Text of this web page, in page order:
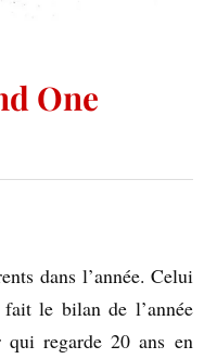
One
dans l’année. Celui
le bilan de l’année
regarde 20 ans en